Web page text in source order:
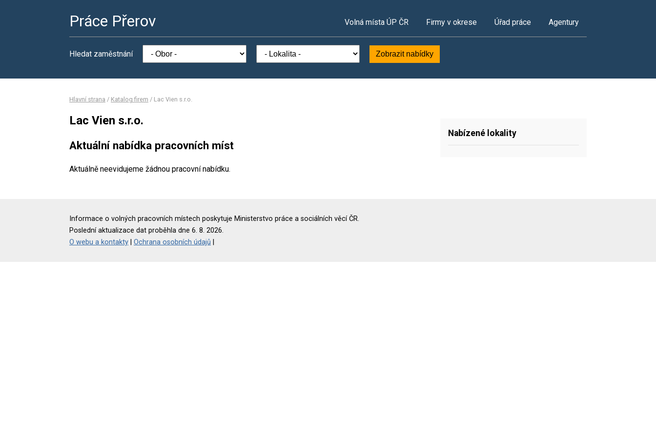
Práce Přerov Volná místa ÚP ČR Firmy v okrese Úřad práce Agentury
Hledat zaměstnání Zobrazit nabídky
Hlavní strana / Katalog firem / Lac Vien s.r.o.
Lac Vien s.r.o.
Aktuální nabídka pracovních míst
Aktuálně neevidujeme žádnou pracovní nabídku.
Nabízené lokality
Informace o volných pracovních místech poskytuje Ministerstvo práce a sociálních věcí ČR.
Poslední aktualizace dat proběhla dne 6. 8. 2026.
O webu a kontakty
Ochrana osobních údajů